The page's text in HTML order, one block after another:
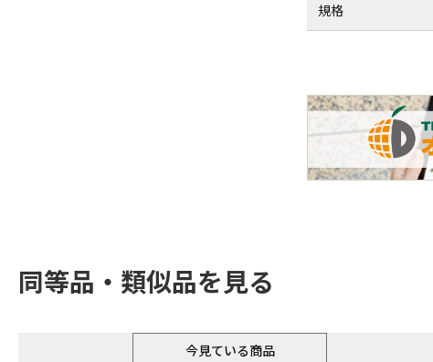
規格
同等品・類似品を見る
今見ている商品